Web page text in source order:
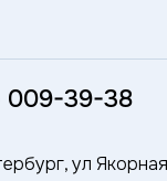
009-39-38
ул